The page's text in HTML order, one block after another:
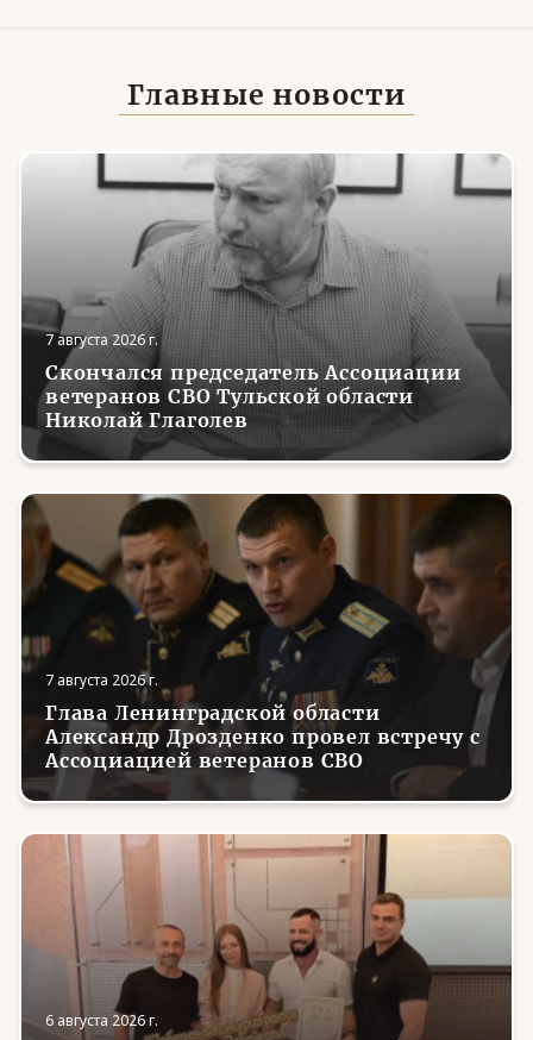
Главные новости
7 августа 2026 г.
Скончался председатель Ассоциации
ветеранов СВО Тульской области
Николай Глаголев
7 августа 2026 г.
Глава Ленинградской области
Александр Дрозденко провел встречу с
Ассоциацией ветеранов СВО
6 августа 2026 г.